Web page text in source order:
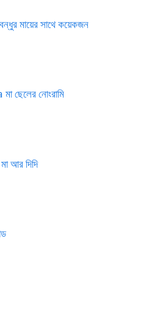
মায়ের সাথে কয়েকজন
নোংরামি
আর দিদি